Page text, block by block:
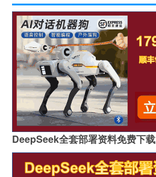
DeepSeek全套部署资料免费下载